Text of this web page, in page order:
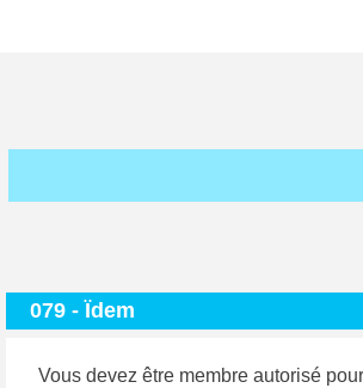
079 - Ïdem
Vous devez être membre autorisé